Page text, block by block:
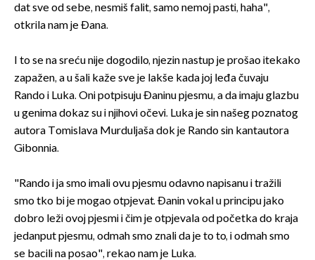
dat sve od sebe, nesmiš falit, samo nemoj pasti, haha",
otkrila nam je Đana.
I to se na sreću nije dogodilo, njezin nastup je prošao itekako
zapažen, a u šali kaže sve je lakše kada joj leđa čuvaju
Rando i Luka. Oni potpisuju Đaninu pjesmu, a da imaju glazbu
u genima dokaz su i njihovi očevi. Luka je sin našeg poznatog
autora Tomislava Murduljaša dok je Rando sin kantautora
Gibonnia.
"Rando i ja smo imali ovu pjesmu odavno napisanu i tražili
smo tko bi je mogao otpjevat. Đanin vokal u principu jako
dobro leži ovoj pjesmi i čim je otpjevala od početka do kraja
jedanput pjesmu, odmah smo znali da je to to, i odmah smo
se bacili na posao", rekao nam je Luka.